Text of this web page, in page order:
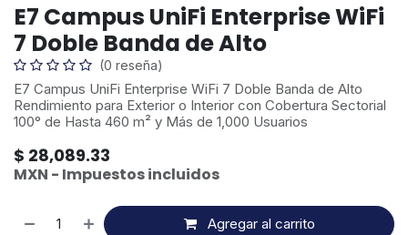
E7 Campus UniFi Enterprise WiFi
7 Doble Banda de Alto
(0 reseña)
E7 Campus UniFi Enterprise WiFi 7 Doble Banda de Alto
Rendimiento para Exterior o Interior con Cobertura Sectorial
100° de Hasta 460 m² y Más de 1,000 Usuarios
$ 28,089.33
MXN - Impuestos incluidos
Agregar al carrito